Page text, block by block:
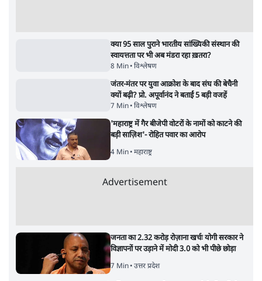
क्या 95 साल पुराने भारतीय सांख्यिकी संस्थान की
स्वायत्तता पर भी अब मंडरा रहा ख़तरा?
जंतर-मंतर पर युवा आक्रोश के बाद संघ की बेचैनी
क्यों बढ़ी? प्रो. अपूर्वानंद ने बताईं 5 बड़ी वजहें
7 Min•विश्लेषण
'महाराष्ट्र में गैर बीजेपी वोटरों के नामों को काटने की
बड़ी साज़िश'- रोहित पवार का आरोप
जनता का 2.32 करोड़ रोज़ाना खर्चः योगी सरकार ने
विज्ञापनों पर उड़ाने में मोदी 3.0 को भी पीछे छोड़ा